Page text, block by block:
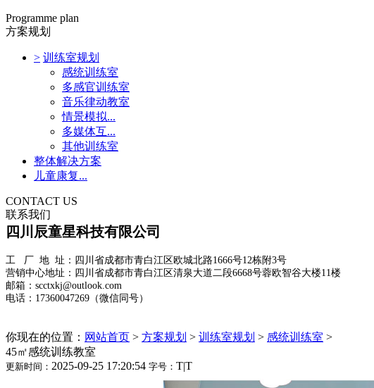
Programme plan
方案规划
> 训练室规划
感统训练室
多感官训练室
音乐律动教室
情景模拟...
多媒体互...
其他训练室
整体解决方案
儿童康复...
CONTACT US
联系我们
四川辰童星科技有限公司
工 厂 地 址：四川省成都市青白江区欧城北路1666号12栋附3号
营销中心地址：四川省成都市青白江区清泉大道二段6668号蓉欧智谷大楼11楼
邮箱：scctxkj@outlook.com
电话：17360047269（微信同号）
你现在的位置： 网站首页 > 方案规划 > 训练室规划 > 感统训练室 >
45㎡感统训练教室
更新时间： 2025-09-25 17:20:54 字号： T|T